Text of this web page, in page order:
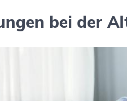
bei der